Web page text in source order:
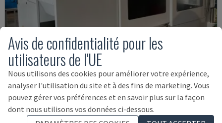
U5-1530
SPINNER - CENTRE D'USINAGE VERTICAL
ALLEMAGNE 2021 6.000 HRS
Avis de confidentialité pour les
utilisateurs de l'UE
Nous utilisons des cookies pour améliorer votre expérience,
analyser l'utilisation du site et à des fins de marketing. Vous
pouvez gérer vos préférences et en savoir plus sur la façon
dont nous utilisons vos données ci-dessous.